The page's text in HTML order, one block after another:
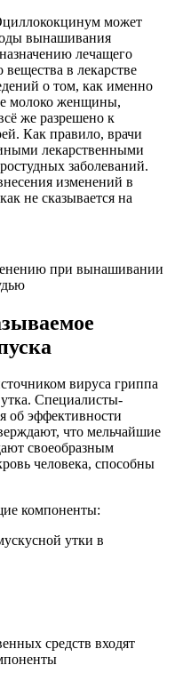
может
вынашивания
лечащего
в лекарстве
о том, как именно
молоко женщины,
же разрешено к
Как правило, врачи
лекарственными
заболеваний.
изменений в
не сказывается на
при вынашивании
вируса гриппа
утка. Специалисты-
об эффективности
что мельчайшие
своеобразным
человека, способны
компоненты:
утки в
средств входят